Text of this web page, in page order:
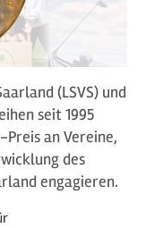
(LSVS) und
seit 1995
an Vereine,
des
engagieren.